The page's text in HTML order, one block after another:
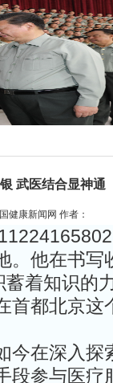
武医结合显神通
健康新闻网 作者：
他在书写
蓄着知识的
首都北京这
在深入探
段参与医疗